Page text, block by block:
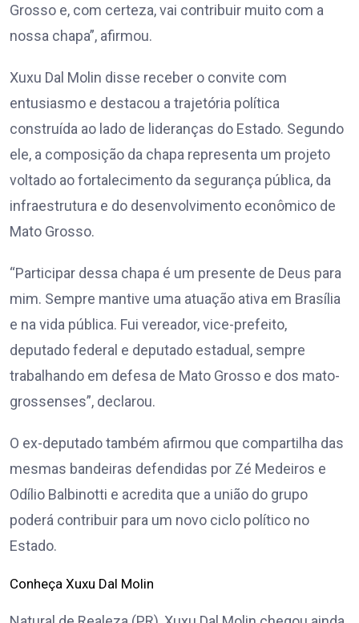
Grosso e, com certeza, vai contribuir muito com a
nossa chapa”, afirmou.
Xuxu Dal Molin disse receber o convite com
entusiasmo e destacou a trajetória política
construída ao lado de lideranças do Estado. Segundo
ele, a composição da chapa representa um projeto
voltado ao fortalecimento da segurança pública, da
infraestrutura e do desenvolvimento econômico de
Mato Grosso.
“Participar dessa chapa é um presente de Deus para
mim. Sempre mantive uma atuação ativa em Brasília
e na vida pública. Fui vereador, vice-prefeito,
deputado federal e deputado estadual, sempre
trabalhando em defesa de Mato Grosso e dos mato-
grossenses”, declarou.
O ex-deputado também afirmou que compartilha das
mesmas bandeiras defendidas por Zé Medeiros e
Odílio Balbinotti e acredita que a união do grupo
poderá contribuir para um novo ciclo político no
Estado.
Conheça Xuxu Dal Molin